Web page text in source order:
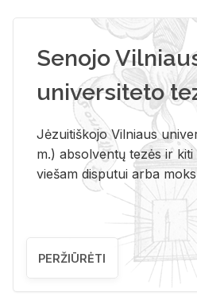
Senojo
universiteto
Jėzuitiškojo Vilniaus
m.) absolventų tezės ir
viešam disputui arba
PERŽIŪRĖTI